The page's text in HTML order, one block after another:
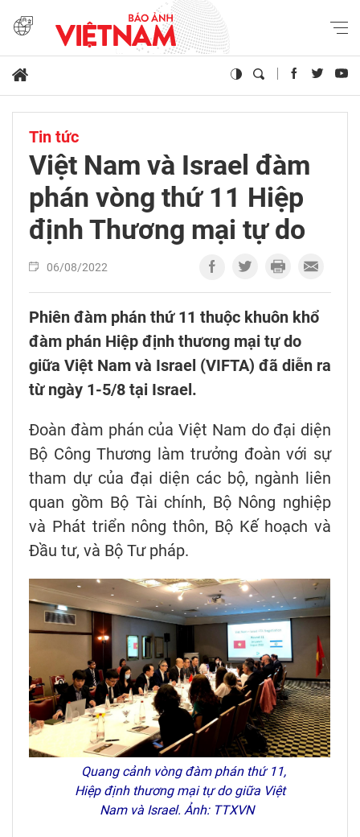
Tin tức
Việt Nam và Israel đàm
phán vòng thứ 11 Hiệp
định Thương mại tự do
06/08/2022
Phiên đàm phán thứ 11 thuộc khuôn khổ
đàm phán Hiệp định thương mại tự do
giữa Việt Nam và Israel (VIFTA) đã diễn ra
từ ngày 1-5/8 tại Israel.
Đoàn đàm phán của Việt Nam do đại diện
Bộ Công Thương làm trưởng đoàn với sự
tham dự của đại diện các bộ, ngành liên
quan gồm Bộ Tài chính, Bộ Nông nghiệp
và Phát triển nông thôn, Bộ Kế hoạch và
Đầu tư, và Bộ Tư pháp.
Quang cảnh vòng đàm phán thứ 11,
Hiệp định thương mại tự do giữa Việt
Nam và Israel. Ảnh: TTXVN